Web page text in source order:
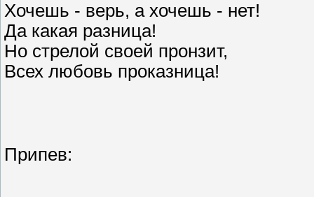
Хочешь - верь, а хочешь - нет!
Да какая разница!
Но стрелой своей пронзит,
Всех любовь проказница!
Припев: